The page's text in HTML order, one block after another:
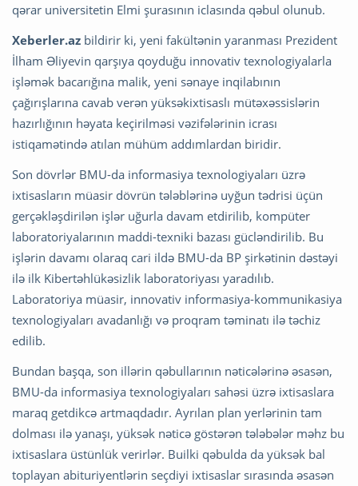
qərar universitetin Elmi şurasının iclasında qəbul olunub.
Xeberler.az bildirir ki, yeni fakültənin yaranması Prezident
İlham Əliyevin qarşıya qoyduğu innovativ texnologiyalarla
işləmək bacarığına malik, yeni sənaye inqilabının
çağırışlarına cavab verən yüksəkixtisaslı mütəxəssislərin
hazırlığının həyata keçirilməsi vəzifələrinin icrası
istiqamətində atılan mühüm addımlardan biridir.
Son dövrlər BMU-da informasiya texnologiyaları üzrə
ixtisasların müasir dövrün tələblərinə uyğun tədrisi üçün
gerçəkləşdirilən işlər uğurla davam etdirilib, kompüter
laboratoriyalarının maddi-texniki bazası gücləndirilib. Bu
işlərin davamı olaraq cari ildə BMU-da BP şirkətinin dəstəyi
ilə ilk Kibertəhlükəsizlik laboratoriyası yaradılıb.
Laboratoriya müasir, innovativ informasiya-kommunikasiya
texnologiyaları avadanlığı və proqram təminatı ilə təchiz
edilib.
Bundan başqa, son illərin qəbullarının nəticələrinə əsasən,
BMU-da informasiya texnologiyaları sahəsi üzrə ixtisaslara
maraq getdikcə artmaqdadır. Ayrılan plan yerlərinin tam
dolması ilə yanaşı, yüksək nəticə göstərən tələbələr məhz bu
ixtisaslara üstünlük verirlər. Builki qəbulda da yüksək bal
toplayan abituriyentlərin seçdiyi ixtisaslar sırasında əsasən